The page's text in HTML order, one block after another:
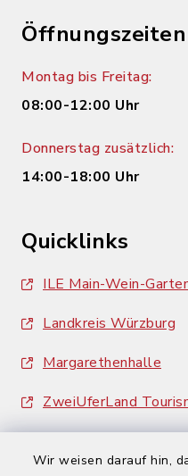
Wir weisen darauf hin,
Öffnungszeiten
Montag bis Freitag:
08:00-12:00 Uhr
Donnerstag zusätzlich:
14:00-18:00 Uhr
Quicklinks
ILE Main-Wein-
Landkreis Würzburg
Margarethenhalle
ZweiUferLand